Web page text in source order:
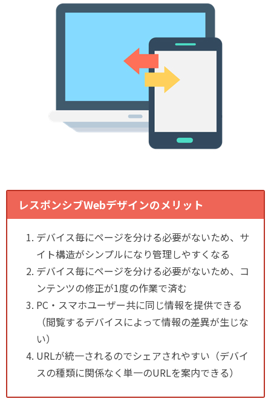
レスポンシブWebデザインのメリット
デバイス毎にページを分ける必要がないため、サ
イト構造がシンプルになり管理しやすくなる
デバイス毎にページを分ける必要がないため、コ
ンテンツの修正が1度の作業で済む
PC・スマホユーザー共に同じ情報を提供できる
（閲覧するデバイスによって情報の差異が生じな
い）
URLが統一されるのでシェアされやすい（デバイ
スの種類に関係なく単一のURLを案内できる）